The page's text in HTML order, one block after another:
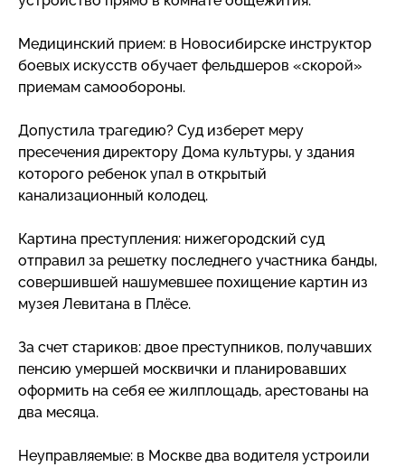
Медицинский прием: в Новосибирске инструктор
боевых искусств обучает фельдшеров «скорой»
приемам самообороны.
Допустила трагедию? Суд изберет меру
пресечения директору Дома культуры, у здания
которого ребенок упал в открытый
канализационный колодец.
Картина преступления: нижегородский суд
отправил за решетку последнего участника банды,
совершившей нашумевшее похищение картин из
музея Левитана в Плёсе.
За счет стариков: двое преступников, получавших
пенсию умершей москвички и планировавших
оформить на себя ее жилплощадь, арестованы на
два месяца.
Неуправляемые: в Москве два водителя устроили